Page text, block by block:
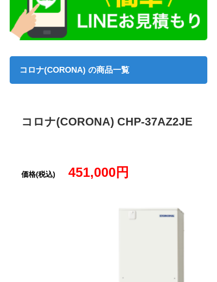
コロナ(CORONA) の商品一覧
コロナ(CORONA) CHP-37AZ2JE
価格(税込)451,000円